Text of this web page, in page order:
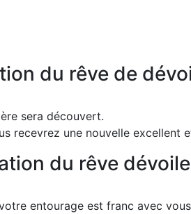
du rêve de
sera découvert.
recevrez une nouvelle excellent
du rêve
entourage est franc avec